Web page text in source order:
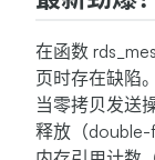
在函数
页时存在缺陷。
当零拷贝发送
释放（double-